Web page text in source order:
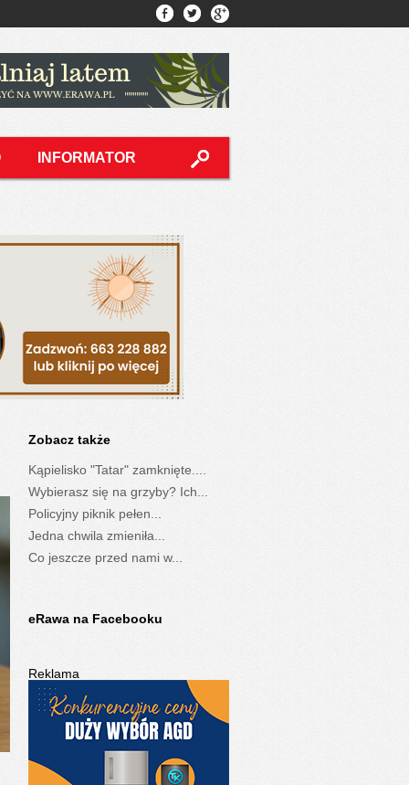
INFORMATOR
Zobacz także
Kąpielisko "Tatar" zamknięte....
Wybierasz się na grzyby? Ich...
Policyjny piknik pełen...
Jedna chwila zmieniła...
Co jeszcze przed nami w...
eRawa na Facebooku
Reklama